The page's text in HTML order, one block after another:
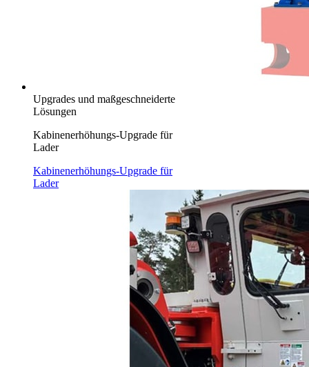
Upgrades und maßgeschneiderte
Lösungen
Kabinenerhöhungs-Upgrade für
Lader
Kabinenerhöhungs-Upgrade für
Lader